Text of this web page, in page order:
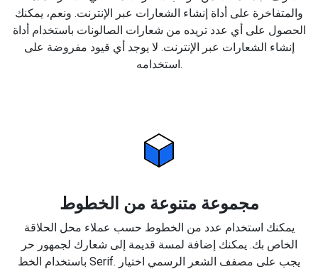
والمتفاخرة على أداة إنشاء الشعارات عبر الإنترنت. ونعم، يمكنك
الحصول على أي عدد تريده من شعارات الصالونات باستخدام أداة
إنشاء الشعارات عبر الإنترنت. لا يوجد أي قيود مفروضة على
استخدامه.
مجموعة متنوعة من الخطوط
يمكنك استخدام عدد من الخطوط حسب عملاء محل الحلاقة
الخاص بك. يمكنك إضافة لمسة قديمة إلى شعارك لجمهور حر
باستخدام الخط Serif. يجب على مصفف الشعر الرسمي اختيار